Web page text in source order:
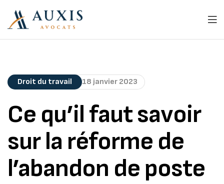
Droit du travail 18 janvier 2023
Ce qu’il faut savoir
sur la réforme de
l’abandon de poste